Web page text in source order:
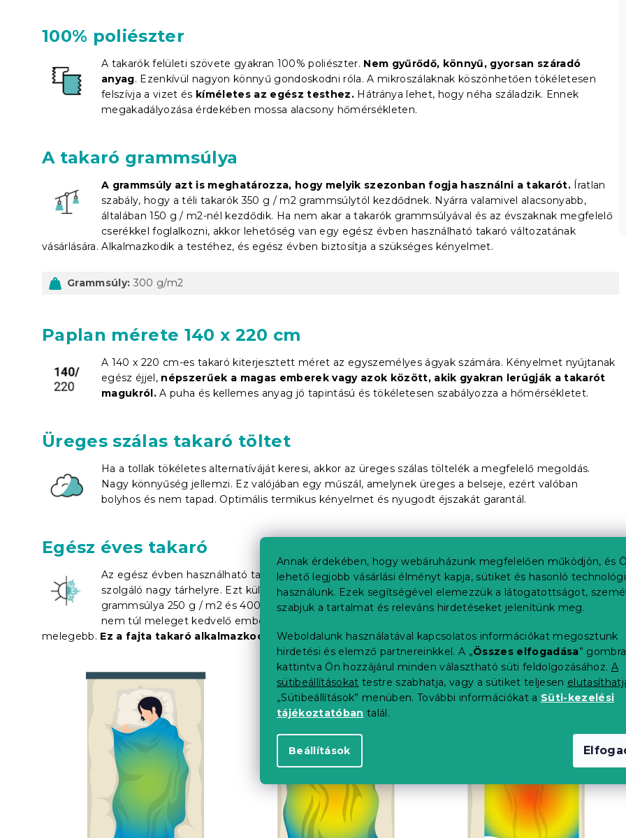
Annak érdekében, hogy webáruházunk megfelelően működjön, és
lehető legjobb vásárlási élményt kapja, sütiket és hasonló
használunk. Ezek segítségével elemezzük a látogatottságot,
szabjuk a tartalmat és releváns hirdetéseket jelenítünk meg.
Weboldalunk használatával kapcsolatos információkat megosztunk
hirdetési és elemző partnereinkkel. A „Összes elfogadása” gombra
kattintva Ön hozzájárul minden választható süti feldolgozásához. A
sütibeállításokat testre szabhatja, vagy a sütiket teljesen
„Sütibeállítások” menüben. További információkat a Süti-kezelési
tájékoztatóban talál.
Beállítások
100% poliészter
A takarók felületi szövete gyakran 100% poliészter. Nem gyűrődő, könnyű, gyorsan száradó
anyag. Ezenkívül nagyon könnyű gondoskodni róla. A mikroszálaknak köszönhetően tökéletesen
felszívja a vizet és kíméletes az egész testhez. Hátránya lehet, hogy néha száladzik. Ennek
megakadályozása érdekében mossa alacsony hőmérsékleten.
A takaró grammsúlya
A grammsúly azt is meghatározza, hogy melyik szezonban fogja használni a takarót. Íratlan
szabály, hogy a téli takarók 350 g / m2 grammsúlytól kezdődnek. Nyárra valamivel alacsonyabb,
általában 150 g / m2-nél kezdődik. Ha nem akar a takarók grammsúlyával és az évszaknak megfelelő
cserékkel foglalkozni, akkor lehetőség van egy egész évben használható takaró változatának
vásárlására. Alkalmazkodik a testéhez, és egész évben biztosítja a szükséges kényelmet.
Grammsúly: 300 g/m2
Paplan mérete 140 x 220 cm
A 140 x 220 cm-es takaró kiterjesztett méret az egyszemélyes ágyak számára. Kényelmet nyújtanak
egész éjjel, népszerűek a magas emberek vagy azok között, akik gyakran lerúgják a takarót
magukról. A puha és kellemes anyag jó tapintású és tökéletesen szabályozza a hőmérsékletet.
Üreges szálas takaró töltet
Ha a tollak tökéletes alternatíváját keresi, akkor az üreges szálas töltelék a megfelelő megoldás.
Nagy könnyűség jellemzi. Ez valójában egy műszál, amelynek üreges a belseje, ezért valóban
bolyhos és nem tapad. Optimális termikus kényelmet és nyugodt éjszakát garantál.
Egész éves takaró
Az egész évben használható takarók használatával nincs szükség a téli vagy nyári takarók tárolására
szolgáló nagy tárhelyre. Ezt különösen a kis lakások lakói fogják értékelni. Az egész éves takarók
grammsúlya 250 g / m2 és 400 g / m2 között mozog. Az alacsonyabb érték gyengébb és alkalmas a
nem túl meleget kedvelő emberek számára, éppen ellenkezőleg, a nagyobb grammsúly kissé
melegebb. Ez a fajta takaró alkalmazkodik a testéhez, és egész évben szabályozza a hőmérsékletet.